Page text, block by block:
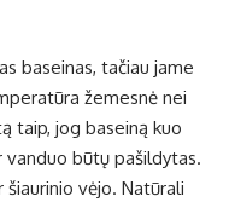
baseinas, tačiau jame
žemesnė nei
taip, jog baseiną kuo
vanduo būtų pašildytas.
vėjo. Natūrali